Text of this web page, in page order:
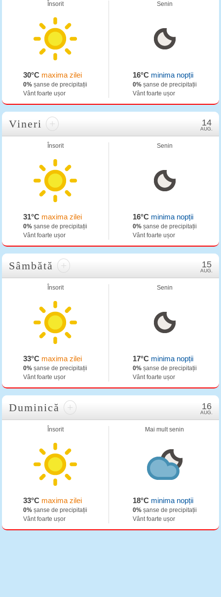
Însorit
30°C maxima zilei
0% șanse de precipitații
Vânt foarte ușor
Senin
16°Cminima nopții
0%șanse de precipitații
Vânt foarte ușor
Vineri + 14
AUG.
Însorit
31°C maxima zilei
0% șanse de precipitații
Vânt foarte ușor
Senin
16°Cminima nopții
0%șanse de precipitații
Vânt foarte ușor
Sâmbătă + 15
AUG.
Însorit
33°C maxima zilei
0% șanse de precipitații
Vânt foarte ușor
Senin
17°Cminima nopții
0%șanse de precipitații
Vânt foarte ușor
Duminică + 16
AUG.
Însorit
33°C maxima zilei
0% șanse de precipitații
Vânt foarte ușor
Mai mult senin
18°Cminima nopții
0%șanse de precipitații
Vânt foarte ușor